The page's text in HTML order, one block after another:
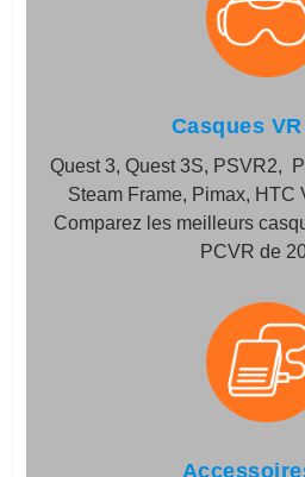
Casques
Quest 3, Quest 3S, PSVR2,
Steam Frame, Pimax,
Comparez les meilleurs
PCVR de